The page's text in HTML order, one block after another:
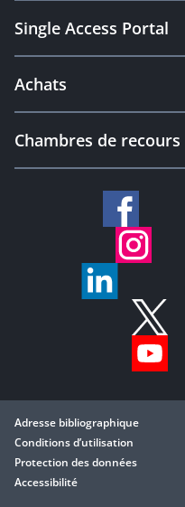
Single Access Portal
Achats
Chambres de recours
Adresse bibliographique
Conditions d’utilisation
Protection des données
Accessibilité